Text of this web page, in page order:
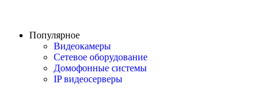
Популярное
Видеокамеры
Сетевое оборудование
Домофонные системы
IP видеосерверы